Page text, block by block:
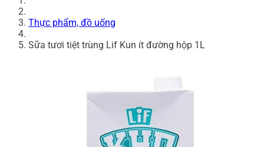
Thực phẩm, đồ uống
Sữa tươi tiệt trùng Lif Kun ít đường hộp 1L